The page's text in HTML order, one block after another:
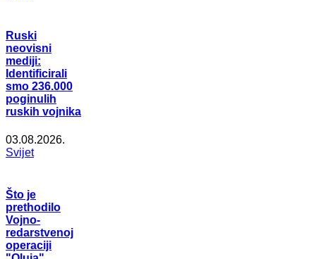
Ruski
neovisni
mediji:
Identificirali
smo 236.000
poginulih
ruskih vojnika
03.08.2026.
Svijet
Što je
prethodilo
Vojno-
redarstvenoj
operaciji